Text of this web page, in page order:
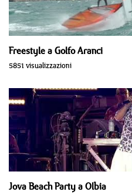
Freestyle a Golfo Aranci
5851 visualizzazioni
Jova Beach Party a Olbia